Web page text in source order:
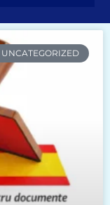
UNCATEGORIZED